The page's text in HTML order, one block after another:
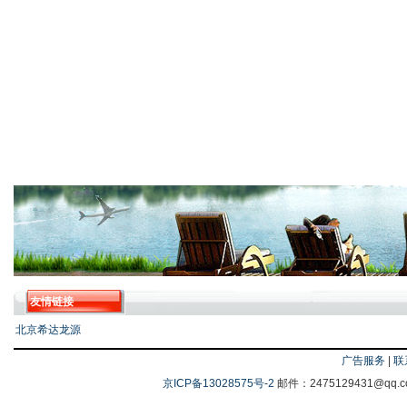
友情链接
北京希达龙源
广告服务
联
京ICP备13028575号-2 邮件：